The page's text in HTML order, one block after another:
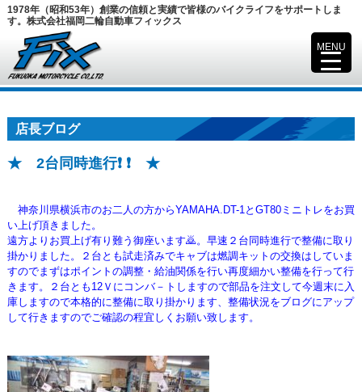
1978年（昭和53年）創業の信頼と実績で皆様のバイクライフをサポートしま
す。株式会社福岡二輪自動車フィックス
店長ブログ
★ 2台同時進行❗ ❗ ★
神奈川県横浜市のお二人の方からYAMAHA.DT-1とGT80ミニトレをお買
い上げ頂きました。
遠方よりお買上げ有り難う御座います🙇。早速２台同時進行で整備に取り
掛かりました。２台とも試走済みでキャブは燃調キットの交換はしていま
すのでまずはポイントの調整・給油関係を行い再度細かい整備を行って行
きます。
２台とも12Ｖにコンバ－トしますので部品を注文して今週末に入
庫しますので本格的に整備に取り掛かります、 整備状況をブログにアップ
して行きますのでご確認の程宜しくお願い致します。
MENU
▼